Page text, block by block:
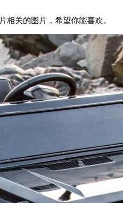
相关的图片，希望你能喜欢。